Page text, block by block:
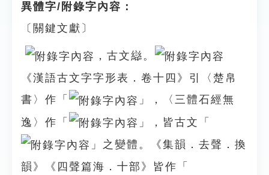
異體字/附錄字內容：
〔關鍵文獻〕
，古文䜌。
《漢語古文字字形表．卷十四》引〈楚帛
書〉作「
」，〈三體石經無
逸〉作「
」，皆古文「
」之變體。《集韻．去聲．換
韻》《四聲篇海．十部》皆作「